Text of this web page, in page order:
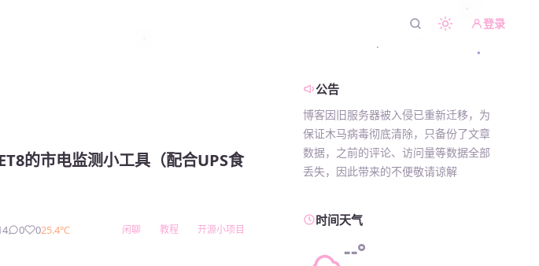
登录
的市电监测小工具（配合UPS食
0 025.4℃ 闲聊 教程 开源小项目
公告
博客因旧服务器被入侵已重新迁移，为
保证木马病毒彻底清除，只备份了文章
数据，之前的评论、访问量等数据全部
丢失，因此带来的不便敬请谅解
时间天气
--°